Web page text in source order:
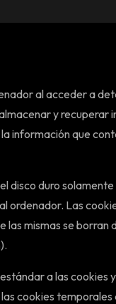
al acceder a
y recuperar
información que
disco duro
ordenador. Las
mismas se borran
a las cookies
cookies